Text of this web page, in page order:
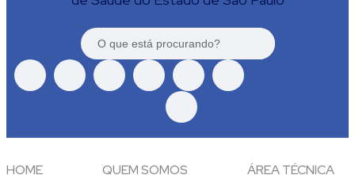
HOME QUEM SOMOS ÁREA TÉCNICA